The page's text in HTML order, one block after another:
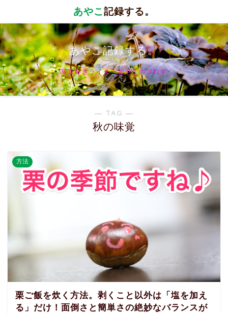
あやこ記録する。
あやこ記録する。
写真好きライターあやこのブログ
― TAG ―
秋の味覚
方法
栗ご飯を炊く方法。剥くこと以外は「塩を加え
る」だけ！面倒さと簡単さの絶妙なバランスが